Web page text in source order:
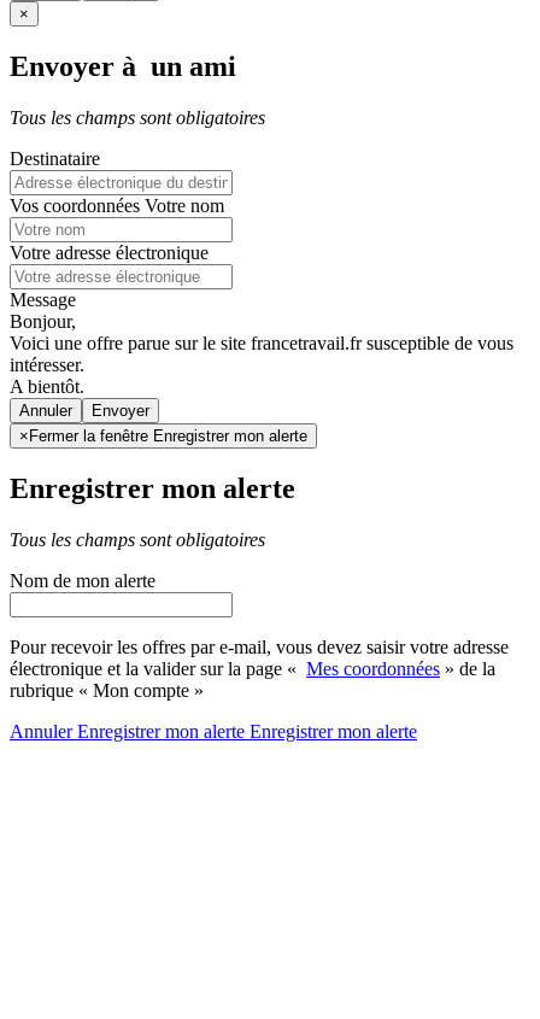
×
Envoyer à un ami
Tous les champs sont obligatoires
Destinataire
Vos coordonnées Votre nom
Votre adresse électronique
Message
Bonjour,
Voici une offre parue sur le site francetravail.fr susceptible de vous
intéresser.
A bientôt.
Annuler
× Fermer la fenêtre Enregistrer mon alerte
Enregistrer mon alerte
Tous les champs sont obligatoires
Nom de mon alerte
Pour recevoir les offres par e-mail, vous devez saisir votre adresse
électronique et la valider sur la page « Mes coordonnées » de la
rubrique « Mon compte »
AnnulerEnregistrer mon alerte Enregistrermon alerte